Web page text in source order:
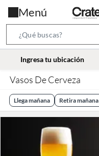
Menú
location-
Ingresa tu ubicación
Vasos De Cerveza
Llega mañana Retira mañana